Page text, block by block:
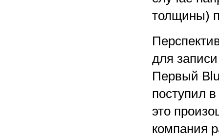
толщины)
для
Первый
поступил
это
компания